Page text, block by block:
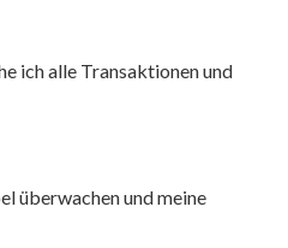
ich alle Transaktionen und
überwachen und meine